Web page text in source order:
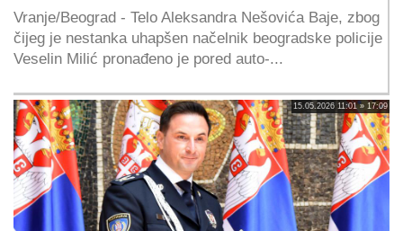
Vranje/Beograd - Telo Aleksandra Nešovića Baje, zbog
čijeg je nestanka uhapšen načelnik beogradske policije
Veselin Milić pronađeno je pored auto-...
15.05.2026 11:01 » 17:09